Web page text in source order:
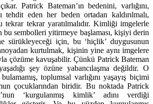
Patrick Bateman’ın bedenini, varlığını,
tehdit eden her beden ortadan kaldırılmalı,
tekrar tekrar yaratılmalıdır. Kimliği imgelerle
sembolleri yitirmeye başlaması, kişiyi derin
sürükleyeceği için, bu ‘hiçlik’ duygusunun
kurtulmak, kişinin yine aynı imgelere
çözüme kavuşabilir. Çünkü Patrick Bateman
şey özüne yabancılaşma değildir. O
toplumsal varlığını yaşayış biçimi
çocuklarından biridir. Bu noktada Patrick
‘kurgulanmış kimlik’ adını verdiği